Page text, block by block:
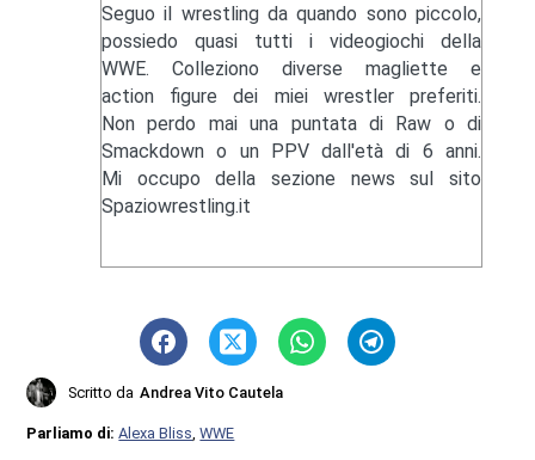
Seguo il wrestling da quando sono piccolo,
possiedo quasi tutti i videogiochi della
WWE. Colleziono diverse magliette e
action figure dei miei wrestler preferiti.
Non perdo mai una puntata di Raw o di
Smackdown o un PPV dall'età di 6 anni.
Mi occupo della sezione news sul sito
Spaziowrestling.it
Scritto da Andrea Vito Cautela
Parliamo di:Alexa Bliss ,WWE